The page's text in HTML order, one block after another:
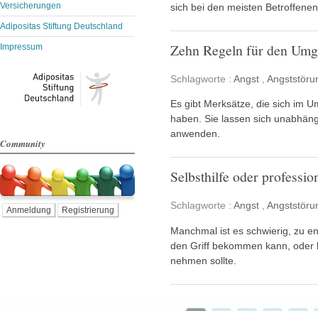
Versicherungen
Adipositas Stiftung Deutschland
Impressum
Community
Anmeldung Registrierung
sich bei den meisten
Zehn Regeln für den
Schlagworte : Angst
Es gibt Merksätze, die sich im
haben. Sie lassen sich
anwenden.
Selbsthilfe oder
Schlagworte : Angst ,
Manchmal ist es schwierig, zu
den Griff bekommen kann, oder
nehmen sollte.